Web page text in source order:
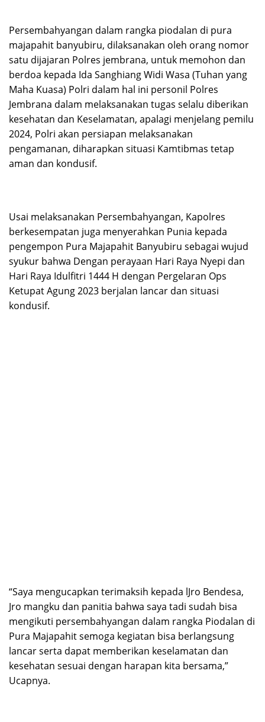
Persembahyangan dalam rangka piodalan di pura
majapahit banyubiru, dilaksanakan oleh orang nomor
satu dijajaran Polres jembrana, untuk memohon dan
berdoa kepada Ida Sanghiang Widi Wasa (Tuhan yang
Maha Kuasa) Polri dalam hal ini personil Polres
Jembrana dalam melaksanakan tugas selalu diberikan
kesehatan dan Keselamatan, apalagi menjelang pemilu
2024, Polri akan persiapan melaksanakan
pengamanan, diharapkan situasi Kamtibmas tetap
aman dan kondusif.
Usai melaksanakan Persembahyangan, Kapolres
berkesempatan juga menyerahkan Punia kepada
pengempon Pura Majapahit Banyubiru sebagai wujud
syukur bahwa Dengan perayaan Hari Raya Nyepi dan
Hari Raya Idulfitri 1444 H dengan Pergelaran Ops
Ketupat Agung 2023 berjalan lancar dan situasi
kondusif.
“Saya mengucapkan terimaksih kepada lJro Bendesa,
Jro mangku dan panitia bahwa saya tadi sudah bisa
mengikuti persembahyangan dalam rangka Piodalan di
Pura Majapahit semoga kegiatan bisa berlangsung
lancar serta dapat memberikan keselamatan dan
kesehatan sesuai dengan harapan kita bersama,”
Ucapnya.